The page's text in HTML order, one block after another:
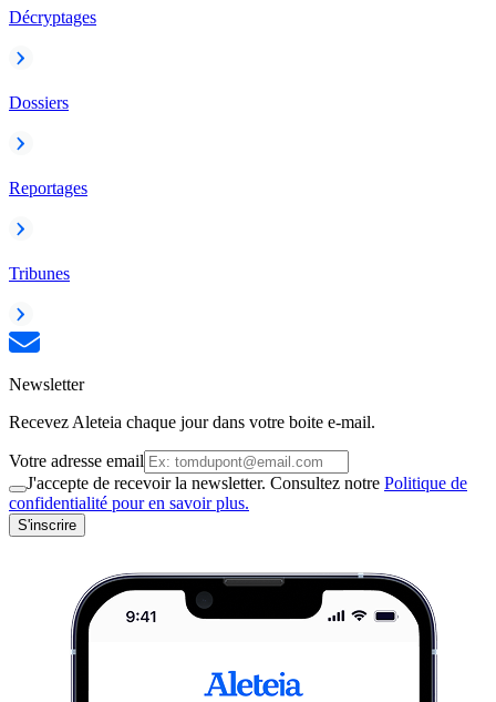
Décryptages
Dossiers
Reportages
Tribunes
Newsletter
Recevez Aleteia chaque jour dans votre boite e-mail.
Votre adresse email
J'accepte de recevoir la newsletter. Consultez notre Politique de
confidentialité pour en savoir plus.
S'inscrire